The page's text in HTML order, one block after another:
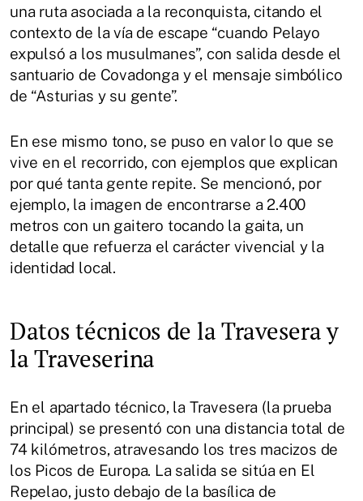
una ruta asociada a la reconquista, citando el
contexto de la vía de escape “cuando Pelayo
expulsó a los musulmanes”, con salida desde el
santuario de Covadonga y el mensaje simbólico
de “Asturias y su gente”.
En ese mismo tono, se puso en valor lo que se
vive en el recorrido, con ejemplos que explican
por qué tanta gente repite. Se mencionó, por
ejemplo, la imagen de encontrarse a 2.400
metros con un gaitero tocando la gaita, un
detalle que refuerza el carácter vivencial y la
identidad local.
Datos técnicos de la Travesera y
la Traveserina
En el apartado técnico, la Travesera (la prueba
principal) se presentó con una distancia total de
74 kilómetros, atravesando los tres macizos de
los Picos de Europa. La salida se sitúa en El
Repelao, justo debajo de la basílica de